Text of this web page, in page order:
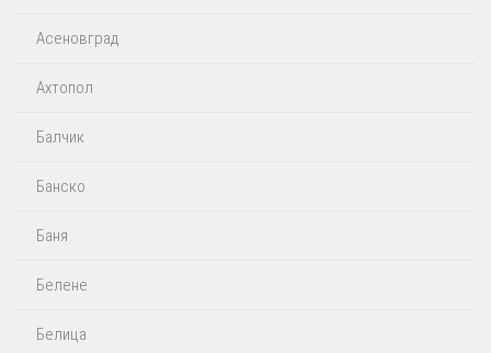
Асеновград
Ахтопол
Балчик
Банско
Баня
Белене
Белица